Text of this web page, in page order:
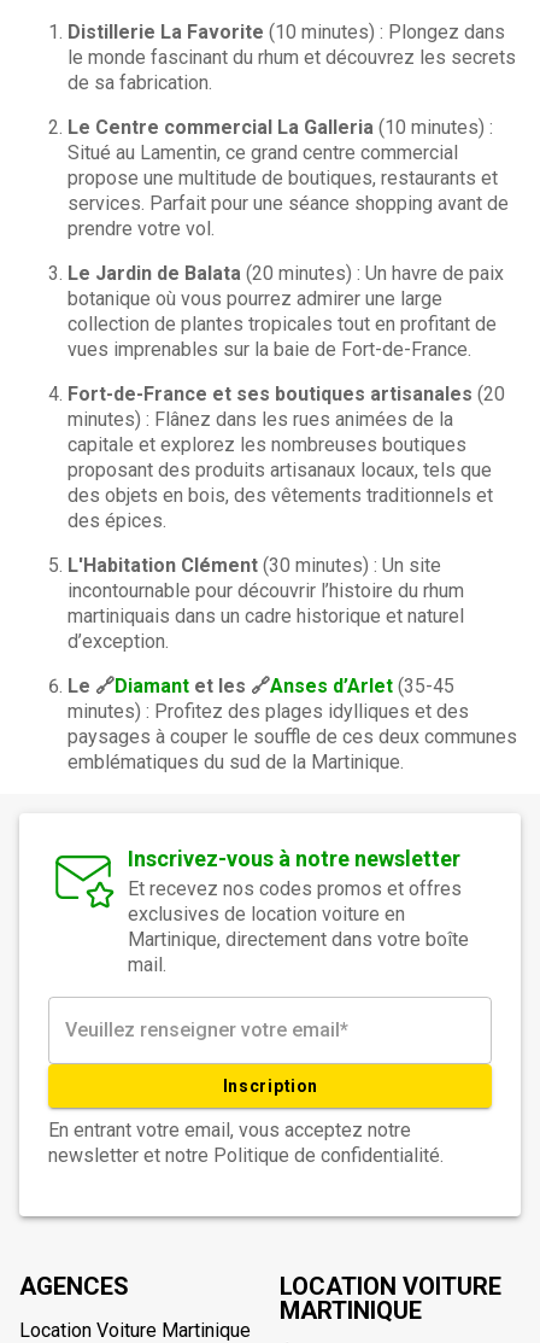
Distillerie La Favorite (10 minutes) : Plongez dans
le monde fascinant du rhum et découvrez les secrets
de sa fabrication.
Le Centre commercial La Galleria (10 minutes) :
Situé au Lamentin, ce grand centre commercial
propose une multitude de boutiques, restaurants et
services. Parfait pour une séance shopping avant de
prendre votre vol.
Le Jardin de Balata (20 minutes) : Un havre de paix
botanique où vous pourrez admirer une large
collection de plantes tropicales tout en profitant de
vues imprenables sur la baie de Fort-de-France.
Fort-de-France et ses boutiques artisanales (20
minutes) : Flânez dans les rues animées de la
capitale et explorez les nombreuses boutiques
proposant des produits artisanaux locaux, tels que
des objets en bois, des vêtements traditionnels et
des épices.
L'Habitation Clément (30 minutes) : Un site
incontournable pour découvrir l’histoire du rhum
martiniquais dans un cadre historique et naturel
d’exception.
Le 🔗Diamant et les 🔗Anses d’Arlet (35-45
minutes) : Profitez des plages idylliques et des
paysages à couper le souffle de ces deux communes
emblématiques du sud de la Martinique.
Inscrivez-vous à notre newsletter
Et recevez nos codes promos et offres
exclusives de location voiture en
Martinique, directement dans votre boîte
mail.
Inscription
En entrant votre email, vous acceptez notre
newsletter et notre Politique de confidentialité.
AGENCES
Location Voiture Martinique
LOCATION VOITURE
MARTINIQUE